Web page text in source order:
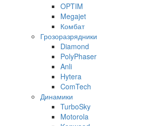
OPTIM
Megajet
Комбат
Грозоразрядники
Diamond
PolyPhaser
Anli
Hytera
ComTech
Динамики
TurboSky
Motorola